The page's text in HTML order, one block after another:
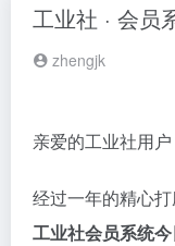
工业社 · 会员
zhengjk
亲爱的工业社用户
经过一年的精心
工业社会员系统今